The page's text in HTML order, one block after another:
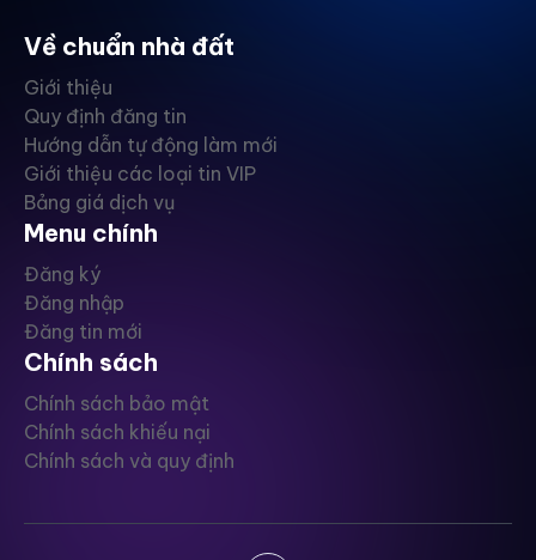
Về chuẩn nhà đất
Giới thiệu
Quy định đăng tin
Hướng dẫn tự động làm mới
Giới thiệu các loại tin VIP
Bảng giá dịch vụ
Menu chính
Đăng ký
Đăng nhập
Đăng tin mới
Chính sách
Chính sách bảo mật
Chính sách khiếu nại
Chính sách và quy định